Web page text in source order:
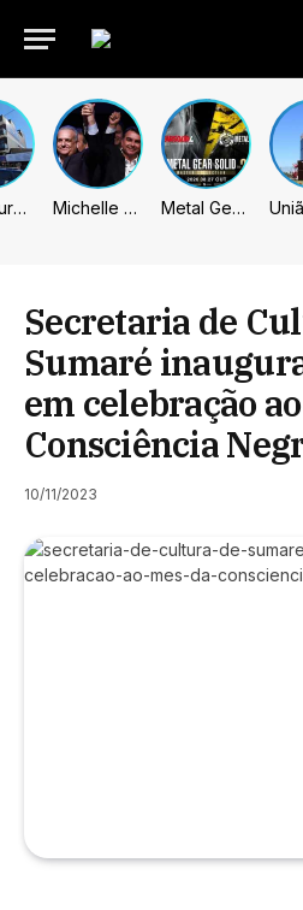
Prefeitura de Sumaré inaugura nova subsede da GCM na Área Cura Michelle celebra vice de Flávio: “Que chapa possa ser vitoriosa” Metal Gear Solid: Master Collection 2 terá legendas e menus em portugues
Secretaria de
Sumaré
em celebração
Consciência
10/11/2023